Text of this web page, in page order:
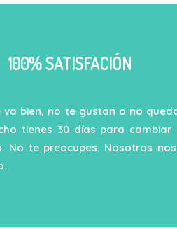
SATISFACIÓN
va bien, no te gustan o no
tienes 30 días para cambiar
No te preocupes. Nosotros